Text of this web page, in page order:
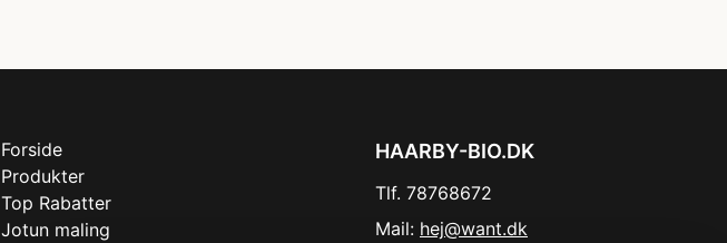
Forside
Produkter
Top Rabatter
Jotun maling
HAARBY-BIO.DK
Tlf. 78768672
Mail: hej@want.dk